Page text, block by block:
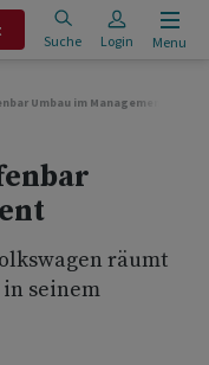
Suche Login Menu
Umbau im Management
räumt
seinem